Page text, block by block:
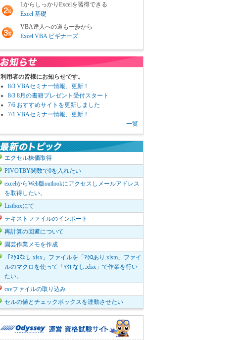
1からしっかりExcelを習得できる
Excel 基礎
VBA達人への道も一歩から
Excel VBA ビギナーズ
利用者の皆様にお知らせです。
8/3 VBAセミナー情報、更新！
8/3 8月の書籍プレゼント受付スタート
7/6 おすすめサイトを更新しました
7/1 VBAセミナー情報、更新！
一覧
エクセル株価取得
PIVOTBY関数で0を入れたい
excelからWeb版outlookにアクセスしメールアドレス
を取得したい。
Listboxにて
テキストファイルのインポート
再計算の回避について
園芸作業メモを作成
「ﾏｸﾛなし.xlsx」ファイルを「ﾏｸﾛあり.xlsm」ファイ
ルのマクロを使って「ﾏｸﾛなし.xlsx」で作業を行い
たい。
csvファイルの取り込み
セルの値とチェックボックスを連動させたい